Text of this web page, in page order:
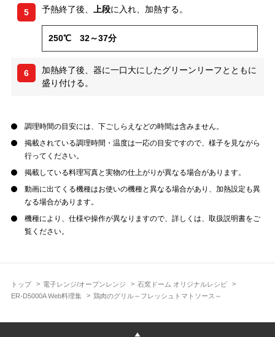
トップ 電子レンジ/オーブンレンジ
石窯ドーム オリジナルレシピ
ER-D5000A Web料理集
鶏肉のグリル～フレッシュトマトソース～
5 予熱終了後、 上段に入れ、加熱する。
250℃ 32～37分
6
加熱終了後、器に一口大にしたグリーンリーフとともに
盛り付ける。
調理時間の目安には、下ごしらえなどの時間は含みません。
掲載されている調理時間・温度は一応の目安ですので、様子を見ながら
行ってください。
掲載している料理写真と実物の仕上がりが異なる場合があります。
動画に出てくる機種はお使いの機種と異なる場合があり、加熱設定も異
なる場合があります。
機種により、仕様や操作が異なりますので、詳しくは、取扱説明書をご
覧ください。